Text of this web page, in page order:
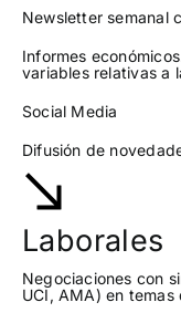
Newsletter semanal
Informes
variables relativas a
Social Media
Difusión de
Laborales
Negociaciones con
UCI, AMA) en